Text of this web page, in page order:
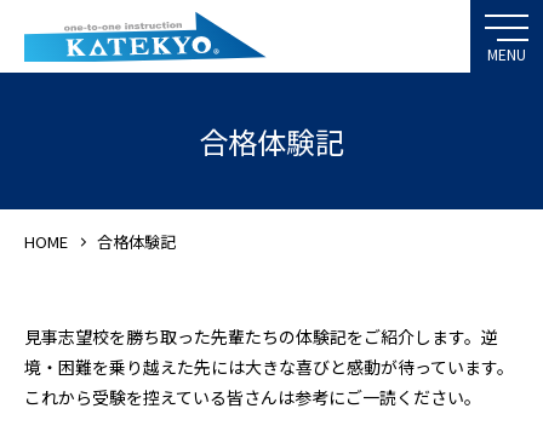
合格体験記
HOME 合格体験記
見事志望校を勝ち取った先輩たちの体験記をご紹介します。逆
境・困難を乗り越えた先には大きな喜びと感動が待っています。
これから受験を控えている皆さんは参考にご一読ください。